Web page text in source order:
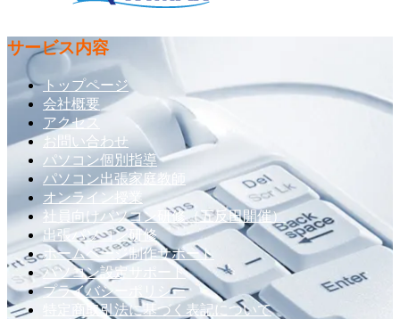
サービス内容
トップページ
会社概要
アクセス
お問い合わせ
パソコン個別指導
パソコン出張家庭教師
オンライン授業
社員向けパソコン研修（五反田開催）
出張パソコン研修
ホームページ制作サポート
パソコン設定サポート
プライバシーポリシー
特定商取引法に基づく表記について